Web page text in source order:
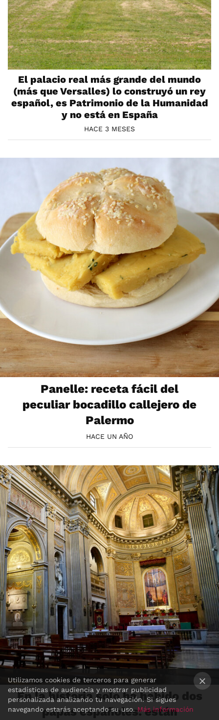
El palacio real más grande del mundo
(más que Versalles) lo construyó un rey
español, es Patrimonio de la Humanidad
y no está en España
HACE 3 MESES
Panelle: receta fácil del
peculiar bocadillo callejero de
Palermo
HACE UN AÑO
En la historia solo ha habido dos
papas españoles: están
×
Utilizamos cookies de terceros para generar
estadísticas de audiencia y mostrar publicidad
personalizada analizando tu navegación. Si sigues
navegando estarás aceptando su uso.Más información